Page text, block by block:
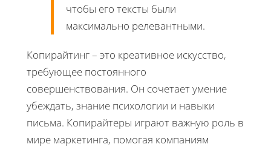
чтобы его тексты были
максимально релевантными.
Копирайтинг – это креативное искусство,
требующее постоянного
совершенствования. Он сочетает умение
убеждать, знание психологии и навыки
письма. Копирайтеры играют важную роль в
мире маркетинга, помогая компаниям